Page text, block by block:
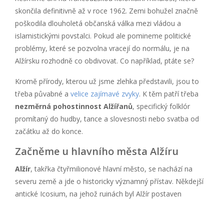
skončila definitivně až v roce 1962. Zemi bohužel značně
poškodila dlouholetá občanská válka mezi vládou a
islamistickými povstalci. Pokud ale pomineme politické
problémy, které se pozvolna vracejí do normálu, je na
Alžírsku rozhodně co obdivovat. Co například, ptáte se?
Kromě přírody, kterou už jsme zlehka představili, jsou to
třeba půvabné a velice zajímavé zvyky. K těm patří třeba
nezměrná pohostinnost Alžířanů, specifický folklór
promítaný do hudby, tance a slovesnosti nebo svatba od
začátku až do konce.
Začněme u hlavního města Alžíru
Alžír, takřka čtyřmilionové hlavní město, se nachází na
severu země a jde o historicky významný přístav. Někdejší
antické Icosium, na jehož ruinách byl Alžír postaven